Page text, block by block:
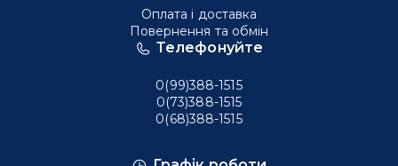
Телефонуйте
0(99)388-1515
0(73)388-1515
0(68)388-1515
Оплата і доставка
Повернення та обмін